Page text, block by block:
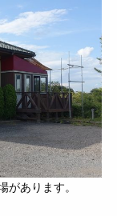
あります。